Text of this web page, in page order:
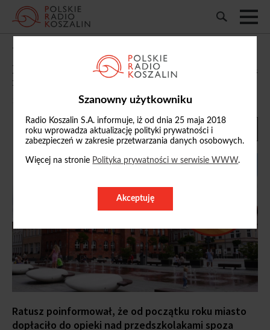
Szanowny użytkowniku
Radio Koszalin S.A. informuje, iż od dnia 25 maja 2018
roku wprowadza aktualizację polityki prywatności i
zabezpieczeń w zakresie przetwarzania danych osobowych.
Więcej na stronie Polityka prywatności w serwisie WWW.
Akceptuję
Władze Szczecinka nie chcą dopłacać do
przedszkolaków spoza miasta. Proponują
międzygminne porozumienie
Ratusz poinformował, że od początku roku miasto
dopłaciło do opieki nad przedszkolakami spoza